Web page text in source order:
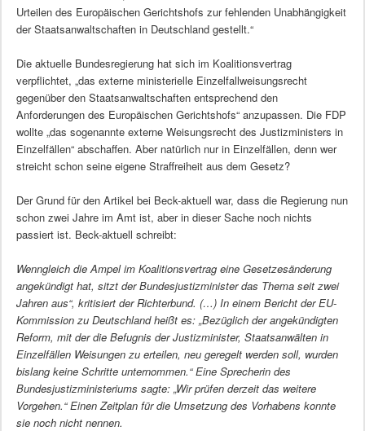
Urteilen des Europäischen Gerichtshofs zur fehlenden Unabhängigkeit
der Staatsanwaltschaften in Deutschland gestellt.“
Die aktuelle Bundesregierung hat sich im Koalitionsvertrag
verpflichtet, „das externe ministerielle Einzelfallweisungsrecht
gegenüber den Staatsanwaltschaften entsprechend den
Anforderungen des Europäischen Gerichtshofs“ anzupassen. Die FDP
wollte „das sogenannte externe Weisungsrecht des Justizministers in
Einzelfällen“ abschaffen. Aber natürlich nur in Einzelfällen, denn wer
streicht schon seine eigene Straffreiheit aus dem Gesetz?
Der Grund für den Artikel bei Beck-aktuell war, dass die Regierung nun
schon zwei Jahre im Amt ist, aber in dieser Sache noch nichts
passiert ist. Beck-aktuell schreibt:
Wenngleich die Ampel im Koalitionsvertrag eine Gesetzesänderung
angekündigt hat, sitzt der Bundesjustizminister das Thema seit zwei
Jahren aus“, kritisiert der Richterbund. (…) In einem Bericht der EU-
Kommission zu Deutschland heißt es: „Bezüglich der angekündigten
Reform, mit der die Befugnis der Justizminister, Staatsanwälten in
Einzelfällen Weisungen zu erteilen, neu geregelt werden soll, wurden
bislang keine Schritte unternommen.“ Eine Sprecherin des
Bundesjustizministeriums sagte: „Wir prüfen derzeit das weitere
Vorgehen.“ Einen Zeitplan für die Umsetzung des Vorhabens konnte
sie noch nicht nennen.